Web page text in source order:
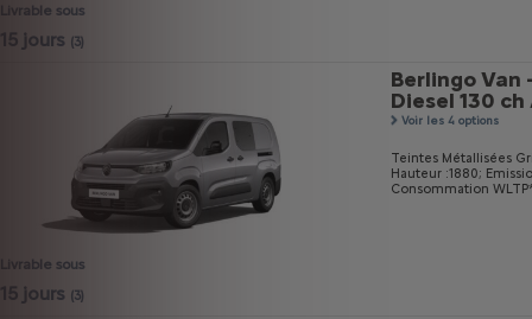
Livrable sous
15 jours (3)
Livrable sous
15 jours (3)
Berlingo Van
Diesel 130
Voir les 4 options
Teintes Métallisées
Hauteur :1880;
Consommation